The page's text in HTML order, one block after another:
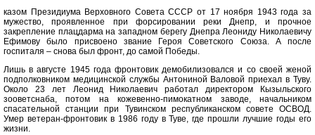
казом Президиума Верховного Совета СССР от 17 ноября 1943 года за
мужество, проявленное при форсировании реки Днепр, и прочное
закрепление плацдарма на западном берегу Днепра Леониду Николаевичу
Ефимову было присвоено звание Героя Советского Союза. А после
госпиталя – снова был фронт, до самой Победы.
Лишь в августе 1945 года фронтовик демобилизовался и со своей женой
подполковником медицинской службы Антониной Валовой приехал в Туву.
Около 23 лет Леонид Николаевич работал директором Кызыльского
зооветснаба, потом на кожевенно-пимокатном заводе, начальником
спасательной станции при Тувинском республиканском совете ОСВОД.
Умер ветеран-фронтовик в 1986 году в Туве, где прошли лучшие годы его
жизни.